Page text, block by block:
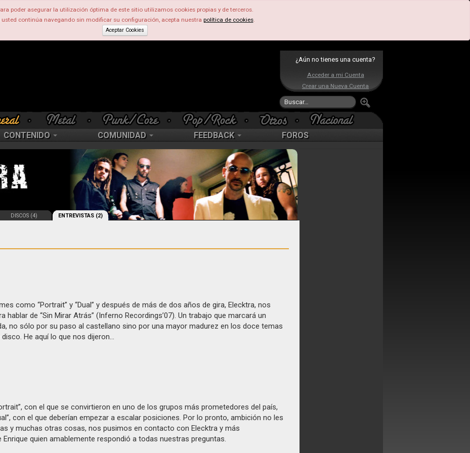
poder asegurar la utilización óptima de este sitio utilizamos cookies propias y de terceros.
usted continúa navegando sin modificar su configuración, acepta nuestra política de cookies.
Aceptar Cookies
¿Aún no tienes una cuenta?
Acceder a mi Cuenta
Crear una Nueva Cuenta
CONTENIDO COMUNIDAD FEEDBACK FOROS
DISCOS (4) ENTREVISTAS (2)
como “Portrait” y “Dual” y después de más de dos años de gira, Elecktra, nos
hablar de “Sin Mirar Atrás” (Inferno Recordings’07). Un trabajo que marcará un
no sólo por su paso al castellano sino por una mayor madurez en los doce temas
He aquí lo que nos dijeron...
con el que se convirtieron en uno de los grupos más prometedores del país,
con el que deberían empezar a escalar posiciones. Por lo pronto, ambición no les
y muchas otras cosas, nos pusimos en contacto con Elecktra y más
quien amablemente respondió a todas nuestras preguntas.